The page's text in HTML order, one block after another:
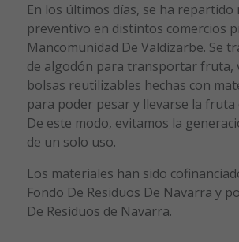
En los últimos días, se ha repartido
preventivo en distintos comercios
Mancomunidad De Valdizarbe. Se
de algodón para transportar fruta,
bolsas reutilizables hechas con
para poder pesar y llevarse la fruta
De este modo, evitamos la
de un solo uso.
Los materiales han sido
Fondo De Residuos De Navarra y
De Residuos de Navarra.